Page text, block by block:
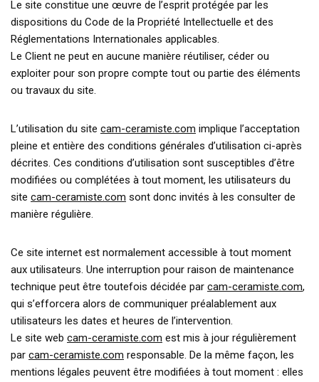
Le site constitue une œuvre de l’esprit protégée par les
dispositions du Code de la Propriété Intellectuelle et des
Réglementations Internationales applicables.
Le Client ne peut en aucune manière réutiliser, céder ou
exploiter pour son propre compte tout ou partie des éléments
ou travaux du site.
L’utilisation du site cam-ceramiste.com implique l’acceptation
pleine et entière des conditions générales d’utilisation ci-après
décrites. Ces conditions d’utilisation sont susceptibles d’être
modifiées ou complétées à tout moment, les utilisateurs du
site cam-ceramiste.com sont donc invités à les consulter de
manière régulière.
Ce site internet est normalement accessible à tout moment
aux utilisateurs. Une interruption pour raison de maintenance
technique peut être toutefois décidée par cam-ceramiste.com,
qui s’efforcera alors de communiquer préalablement aux
utilisateurs les dates et heures de l’intervention.
Le site web cam-ceramiste.com est mis à jour régulièrement
par cam-ceramiste.com responsable. De la même façon, les
mentions légales peuvent être modifiées à tout moment : elles